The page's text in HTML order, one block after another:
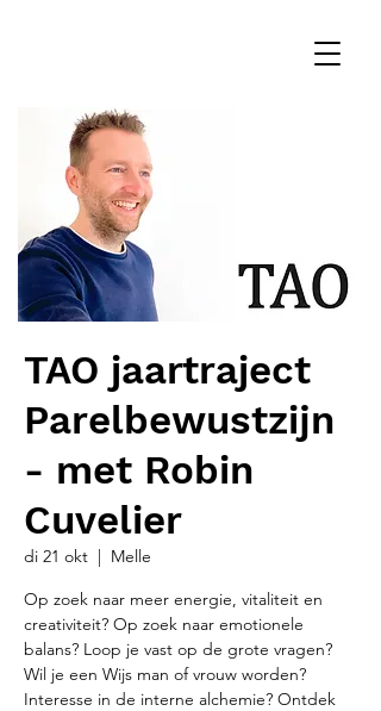
TAO jaartraject
Parelbewustzijn
- met Robin
Cuvelier
di 21 okt
  |
Melle
Op zoek naar meer energie, vitaliteit en
creativiteit? Op zoek naar emotionele
balans? Loop je vast op de grote vragen?
Wil je een Wijs man of vrouw worden?
Interesse in de interne alchemie? Ontdek